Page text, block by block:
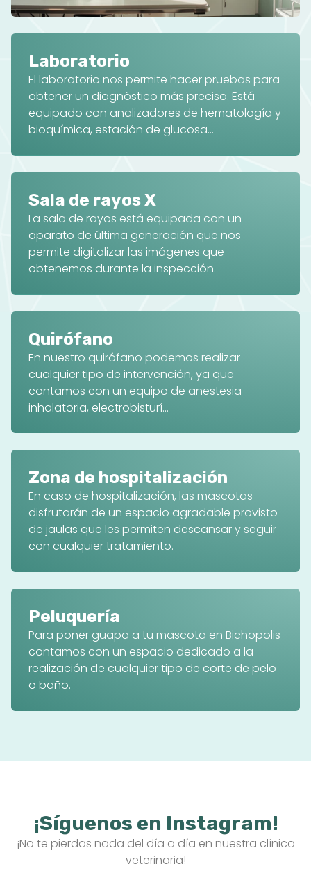
Laboratorio
El laboratorio nos permite hacer pruebas para
obtener un diagnóstico más preciso. Está
equipado con analizadores de hematología y
bioquímica, estación de glucosa...
Sala de rayos X
La sala de rayos está equipada con un
aparato de última generación que nos
permite digitalizar las imágenes que
obtenemos durante la inspección.
Quirófano
En nuestro quirófano podemos realizar
cualquier tipo de intervención, ya que
contamos con un equipo de anestesia
inhalatoria, electrobisturí...
Zona de hospitalización
En caso de hospitalización, las mascotas
disfrutarán de un espacio agradable provisto
de jaulas que les permiten descansar y seguir
con cualquier tratamiento.
Peluquería
Para poner guapa a tu mascota en Bichopolis
contamos con un espacio dedicado a la
realización de cualquier tipo de corte de pelo
o baño.
¡Síguenos en Instagram!
¡No te pierdas nada del día a día en nuestra clínica
veterinaria!